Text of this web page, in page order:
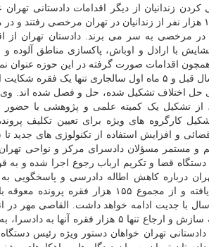
کردن زندانیان از دیگر اقدامات دادستانی
زندانیان در مرخصی به سر می برند. دادستان
با اراذل و اوباش، پاکسازی مناطق آلوده
اقدامات صورت گرفته در این حوزه عنوان
از تشکیل یک کمیته علمی و پژوهشی با
کارگروه های ویژه برای تعیین تکلیف
و مستمر مسؤلان دادسرای مرکز و نواحی تهران
منتهی شدن ۴۵ درصد آنها به سازش و ارجاع
همکاران دادستانی تهران خواهان دستور ویژه